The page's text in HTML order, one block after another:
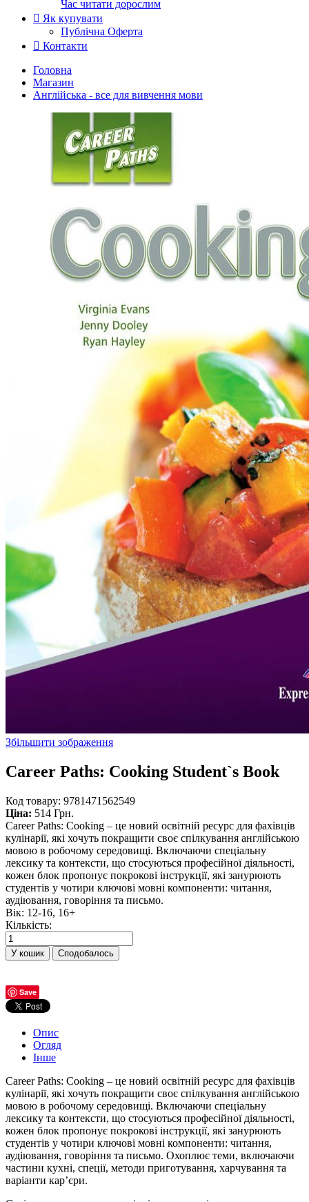
Час читати дорослим
Як купувати
Публічна Оферта
Контакти
Головна
Магазин
Англійська - все для вивчення мови
Збільшити зображення
Career Paths: Cooking Student`s Book
Код товару: 9781471562549
Ціна: 514 Грн.
Career Paths: Cooking – це новий освітній ресурс для фахівців
кулінарії, які хочуть покращити своє спілкування англійською
мовою в робочому середовищі. Включаючи спеціальну
лексику та контексти, що стосуються професійної діяльності,
кожен блок пропонує покрокові інструкції, які занурюють
студентів у чотири ключові мовні компоненти: читання,
аудіювання, говоріння та письмо.
Вік: 12-16, 16+
Кількість:
Сподобалось
Save
Опис
Огляд
Інше
Career Paths: Cooking – це новий освітній ресурс для фахівців
кулінарії, які хочуть покращити своє спілкування англійською
мовою в робочому середовищі. Включаючи спеціальну
лексику та контексти, що стосуються професійної діяльності,
кожен блок пропонує покрокові інструкції, які занурюють
студентів у чотири ключові мовні компоненти: читання,
аудіювання, говоріння та письмо. Охоплює теми, включаючи
частини кухні, спеції, методи приготування, харчування та
варіанти кар’єри.